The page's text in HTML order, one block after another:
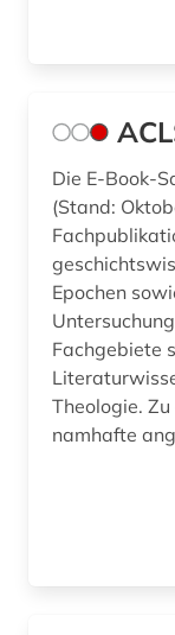
bremen (3)
brief (1)
Die E-Book-
(Stand:
Epochen
Fachgebiete
Theologie. Zu den Content-Providern zählen
namhafte